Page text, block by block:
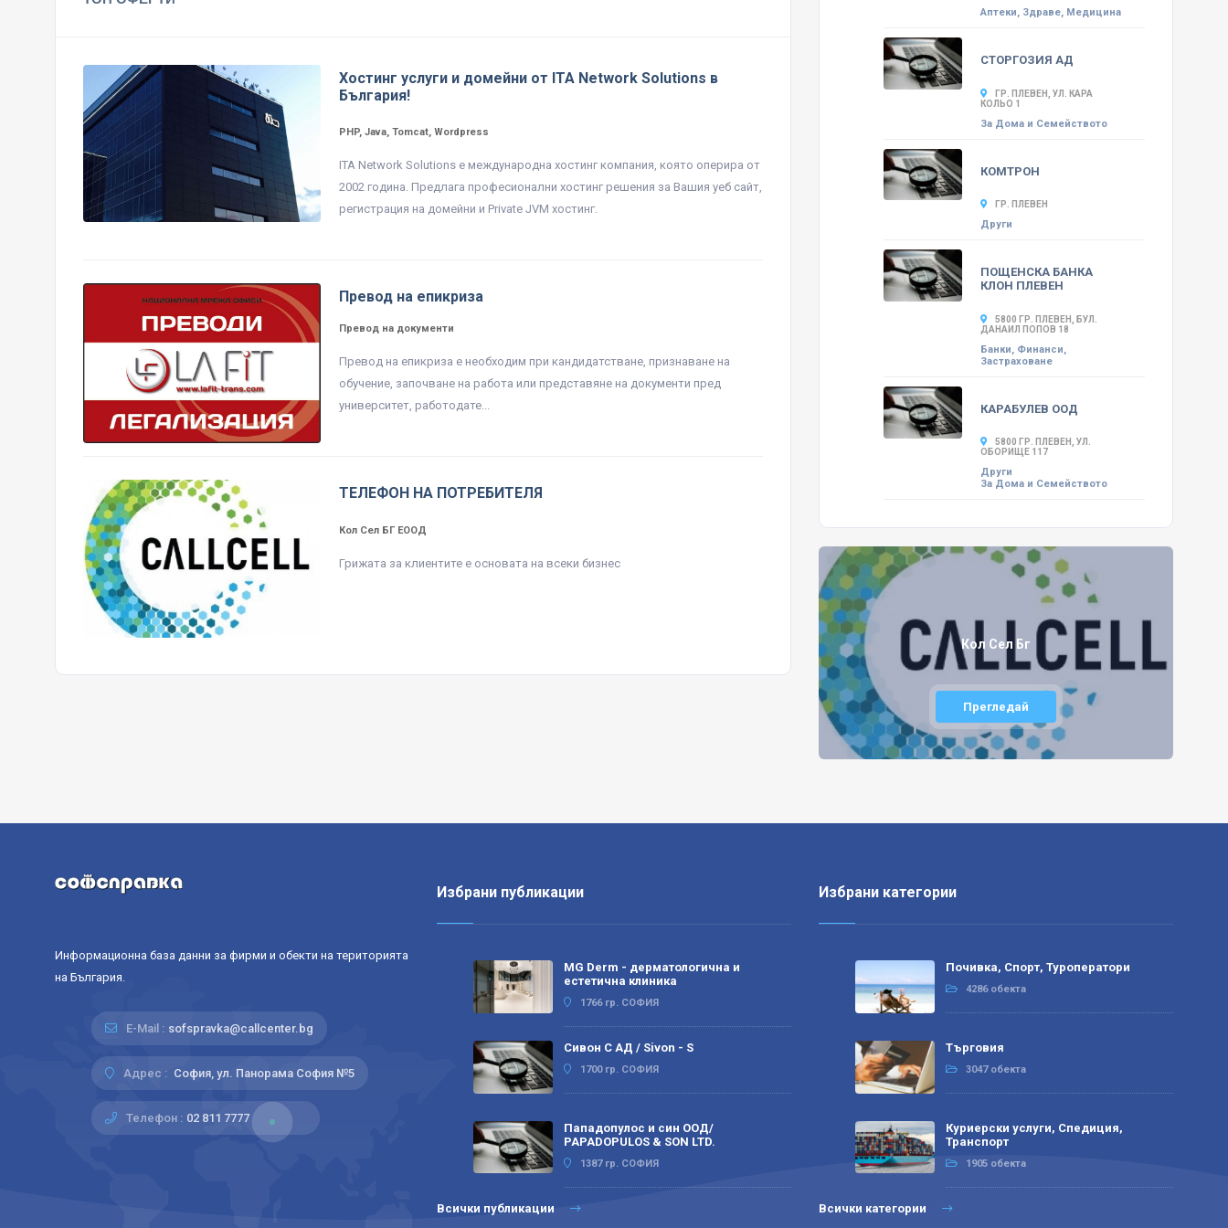
Хостинг услуги и домейни от ITA Network Solutions в
България!
PHP, Java, Tomcat, Wordpress
ITA Network Solutions е международна хостинг компания, която оперира от
2002 година. Предлага професионални хостинг решения за Вашия уеб сайт,
регистрация на домейни и Private JVM хостинг.
Превод на епикриза
Превод на документи
Превод на епикриза е необходим при кандидатстване, признаване на
обучение, започване на работа или представяне на документи пред
университет, работодате...
ТЕЛЕФОН НА ПОТРЕБИТЕЛЯ
Кол Сел БГ ЕООД
Грижата за клиентите е основата на всеки бизнес
Аптеки, Здраве, Медицина
СТОРГОЗИЯ АД
ГР. ПЛЕВЕН, УЛ. КАРА
КОЛЬО 1
За Дома и Семейството
КОМТРОН
ГР. ПЛЕВЕН
Други
ПОЩЕНСКА БАНКА
КЛОН ПЛЕВЕН
5800 ГР. ПЛЕВЕН, БУЛ.
ДАНАИЛ ПОПОВ 18
Банки, Финанси,
Застраховане
КАРАБУЛЕВ ООД
5800 ГР. ПЛЕВЕН, УЛ.
ОБОРИЩЕ 117
Други
За Дома и Семейството
Кол Сел Бг
Прегледай
Информационна база данни за фирми и обекти на територията
на България.
E-Mail : sofspravka@callcenter.bg
Адрес : София, ул. Панорама София №5
Телефон : 02 811 7777
Избрани публикации
MG Derm - дерматологична и
естетична клиника
1766 гр. СОФИЯ
Сивон С АД / Sivon - S
1700 гр. СОФИЯ
Пападопулос и син ООД/
PAPADOPULOS & SON LTD.
1387 гр. СОФИЯ
Всички публикации
Избрани категории
Почивка, Спорт, Туроператори
4286 обекта
Търговия
3047 обекта
Куриерски услуги, Спедиция,
Транспорт
1905 обекта
Всички категории